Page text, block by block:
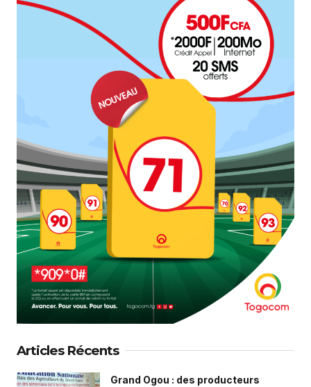
Articles Récents
Grand Ogou : des producteurs